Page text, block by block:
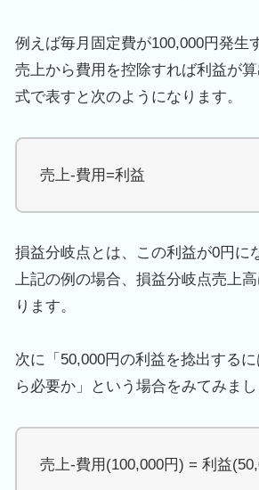
例えば毎月固定費が100,000円発生
売上から費用を控除すれば利益が算
式で表すと次のようになります。
売上-費用=利益
損益分岐点とは、この利益が0円に
上記の例の場合、損益分岐点売上
ります。
次に「 50,000円の利益を捻出する
ら必要か」という場合をみてみまし
売上-費用 (100,000円) = 利益